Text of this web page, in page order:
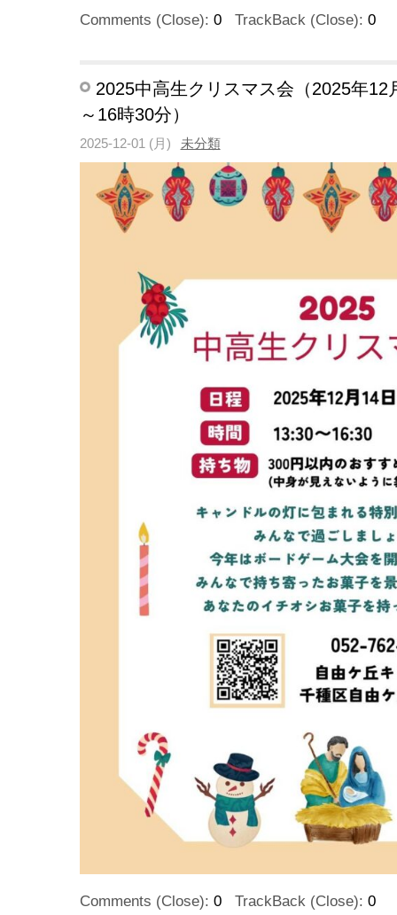
Comments (Close): 0 TrackBack (Close): 0
2025中高生クリスマス会（2025年12
～16時30分）
2025-12-01 (月) 未分類
Comments (Close): 0 TrackBack (Close): 0